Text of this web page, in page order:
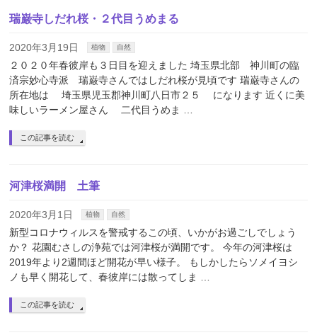
瑞巌寺しだれ桜・２代目うめまる
2020年3月19日 植物 自然
２０２０年春彼岸も３日目を迎えました 埼玉県北部 神川町の臨
済宗妙心寺派 瑞巌寺さんではしだれ桜が見頃です 瑞巌寺さんの
所在地は 埼玉県児玉郡神川町八日市２５ になります 近くに美
味しいラーメン屋さん 二代目うめま …
この記事を読む
河津桜満開 土筆
2020年3月1日 植物 自然
新型コロナウィルスを警戒するこの頃、いかがお過ごしでしょう
か？ 花園むさしの浄苑では河津桜が満開です。 今年の河津桜は
2019年より2週間ほど開花が早い様子。 もしかしたらソメイヨシ
ノも早く開花して、春彼岸には散ってしま …
この記事を読む